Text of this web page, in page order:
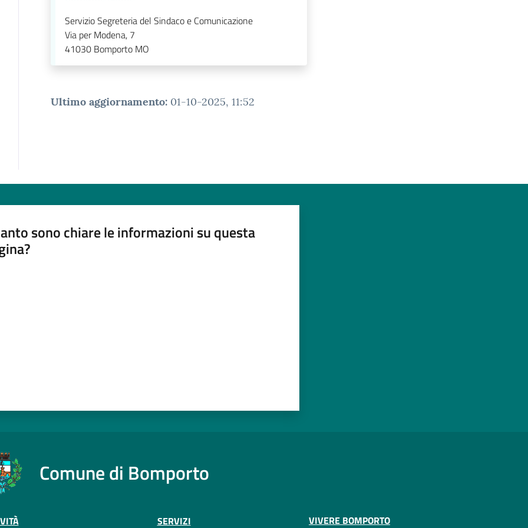
Servizio Segreteria del Sindaco e Comunicazione
Via per Modena, 7
41030 Bomporto MO
Ultimo aggiornamento: 01-10-2025, 11:52
sono chiare le informazioni su questa
Comune di Bomporto
SERVIZI VIVERE BOMPORTO